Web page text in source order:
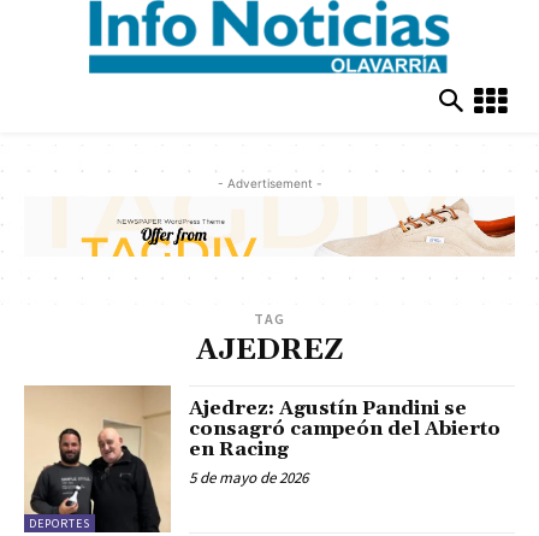
- Advertisement -
TAG
AJEDREZ
DEPORTES
Ajedrez: Agustín Pandini se
consagró campeón del Abierto
en Racing
5 de mayo de 2026